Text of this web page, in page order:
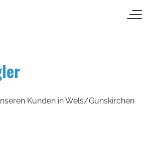
Kunden in Wels/Gunskirchen